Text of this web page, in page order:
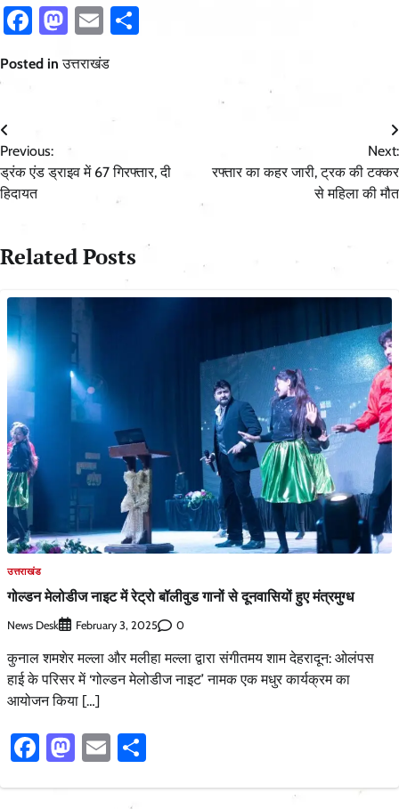
Facebook
Mastodon
Email
Posted inउत्तराखंड
Post
navigation
Previous:
ड्रंक एंड ड्राइव में 67 गिरफ्तार, दी
हिदायत
Next:
रफ्तार का कहर जारी, ट्रक की टक्कर
से महिला की मौत
Related Posts
उत्तराखंड
गोल्डन मेलोडीज नाइट में रेट्रो बॉलीवुड गानों से दूनवासियों हुए मंत्रमुग्ध
News Desk February 3, 2025 0
कुनाल शमशेर मल्ला और मलीहा मल्ला द्वारा संगीतमय शाम देहरादून: ओलंपस
हाई के परिसर में ‘गोल्डन मेलोडीज नाइट’ नामक एक मधुर कार्यक्रम का
आयोजन किया […]
Facebook
Mastodon
Email